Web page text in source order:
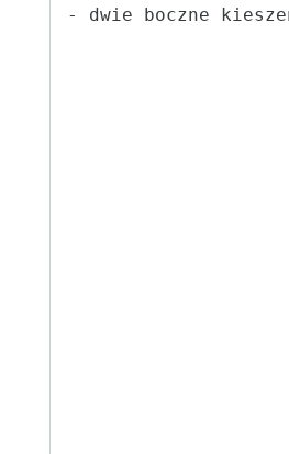
- dwie boczne